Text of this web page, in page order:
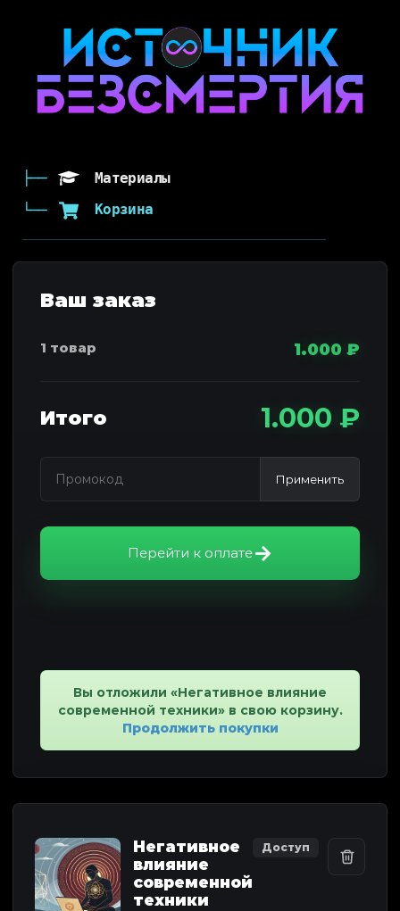
Материалы
Корзина
Доступ
Негативное
влияние
современной
техники
1.000 ₽
Итого 1.000 ₽
Применить
Перейти к оплате
Вы отложили «Негативное влияние
современной техники» в свою корзину.
Продолжить покупки